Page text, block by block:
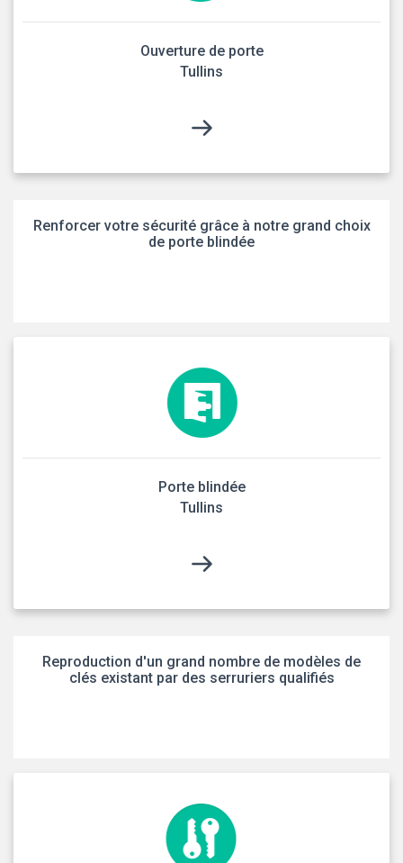
Ouverture de porte
Tullins
Renforcer votre sécurité grâce à notre grand choix
de porte blindée
Porte blindée
Tullins
Reproduction d'un grand nombre de modèles de
clés existant par des serruriers qualifiés